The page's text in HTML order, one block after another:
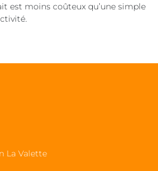
est moins coûteux qu’une simple
La Valette